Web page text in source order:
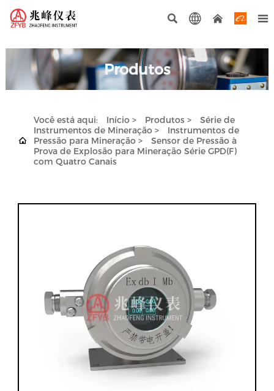
   
Produtos

Você está aqui: Início> Produtos >
Série de
Instrumentos de Mineração>
Instrumentos de
Pressão para Mineração>
Sensor de Pressão à
Prova de Explosão para Mineração Série GPD(F)
com Quatro Canais